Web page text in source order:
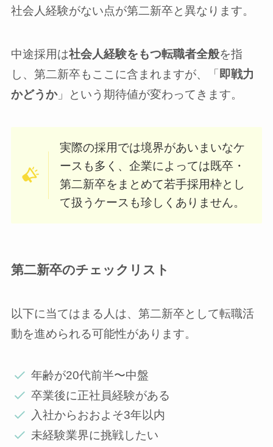
社会人経験がない点が第二新卒と異なります。
中途採用は社会人経験をもつ転職者全般を指
し、第二新卒もここに含まれますが、「 即戦力
かどうか」という期待値が変わってきます。
実際の採用では境界があいまいなケ
ースも多く、企業によっては既卒・
第二新卒をまとめて若手採用枠とし
て扱うケースも珍しくありません。
第二新卒のチェックリスト
以下に当てはまる人は、第二新卒として転職活
動を進められる可能性があります。
年齢が20代前半〜中盤
卒業後に正社員経験がある
入社からおおよそ3年以内
未経験業界に挑戦したい